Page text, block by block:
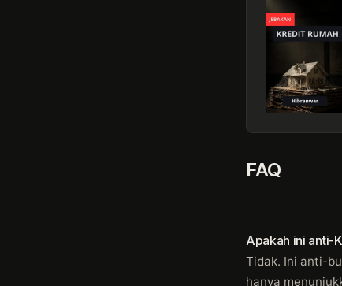
FAQ
Apakah ini anti-
Tidak. Ini anti-
hanya